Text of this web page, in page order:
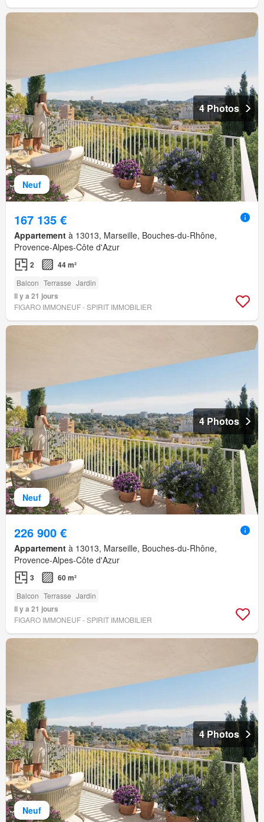
Neuf
4 Photos
167 135 €
Appartement à 13013, Marseille, Bouches-du-Rhône,
Provence-Alpes-Côte d'Azur
2 44 m²
Balcon Terrasse Jardin
Il y a 21 jours
FIGARO IMMONEUF - SPIRIT IMMOBILIER
Neuf
4 Photos
226 900 €
Appartement à 13013, Marseille, Bouches-du-Rhône,
Provence-Alpes-Côte d'Azur
3 60 m²
Balcon Terrasse Jardin
Il y a 21 jours
FIGARO IMMONEUF - SPIRIT IMMOBILIER
Neuf
4 Photos